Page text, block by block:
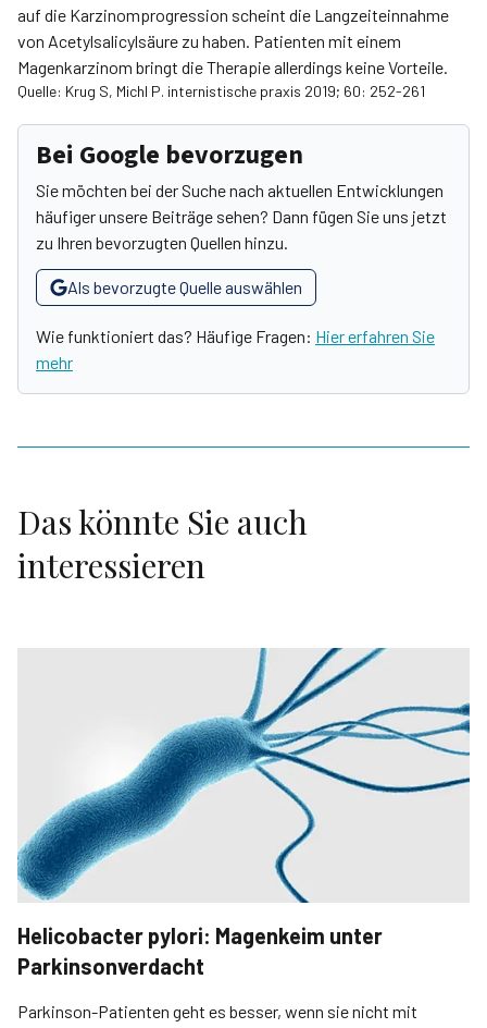
auf die Karzinomprogression scheint die Langzeiteinnahme
von Acetylsalicylsäure zu haben. Patienten mit einem
Magenkarzinom bringt die Therapie allerdings keine Vorteile.
Quelle: Krug S, Michl P. internistische praxis 2019; 60: 252-261
Bei Google bevorzugen
Sie möchten bei der Suche nach aktuellen Entwicklungen
häufiger unsere Beiträge sehen? Dann fügen Sie uns jetzt
zu Ihren bevorzugten Quellen hinzu.
Als bevorzugte Quelle auswählen
Wie funktioniert das? Häufige Fragen: Hier erfahren Sie
mehr
Das könnte Sie auch
interessieren
Helicobacter pylori: Magenkeim unter
Parkinsonverdacht
Parkinson-Patienten geht es besser, wenn sie nicht mit